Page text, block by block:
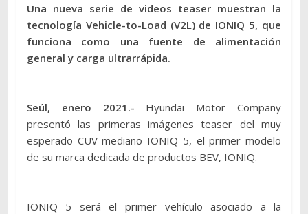
Una nueva serie de videos teaser muestran la
tecnología Vehicle-to-Load (V2L) de IONIQ 5, que
funciona como una fuente de alimentación
general y carga ultrarrápida.
Seúl, enero 2021.- Hyundai Motor Company
presentó las primeras imágenes teaser del muy
esperado CUV mediano IONIQ 5, el primer modelo
de su marca dedicada de productos BEV, IONIQ.
IONIQ 5 será el primer vehículo asociado a la